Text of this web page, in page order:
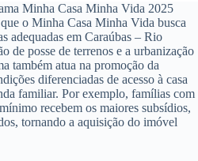
Minha Casa Minha Vida 2025
o Minha Casa Minha Vida busca
adequadas em Caraúbas – Rio
de posse de terrenos e a urbanização
também atua na promoção da
diferenciadas de acesso à casa
familiar. Por exemplo, famílias com
recebem os maiores subsídios,
tornando a aquisição do imóvel